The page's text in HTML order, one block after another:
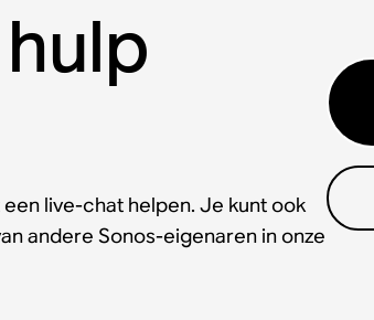
live-chat helpen. Je kunt ook
andere Sonos-eigenaren in onze